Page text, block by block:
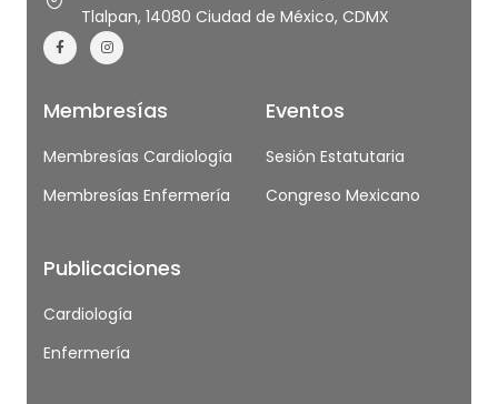
Tlalpan, 14080 Ciudad de México, CDMX
Membresías
Membresías Cardiología
Membresías Enfermería
Publicaciones
Cardiología
Enfermería
Eventos
Sesión Estatutaria
Congreso Mexicano